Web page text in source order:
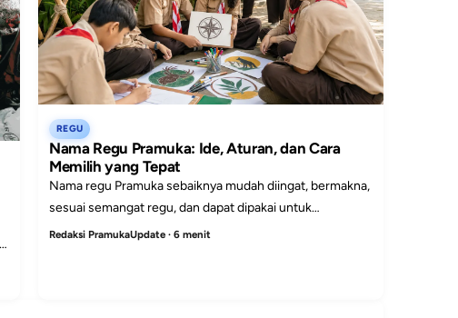
REGU
Nama Regu Pramuka: Ide, Aturan, dan Cara
Memilih yang Tepat
Nama regu Pramuka sebaiknya mudah diingat, bermakna,
sesuai semangat regu, dan dapat dipakai untuk
membangun identitas serta kekompakan.
Redaksi PramukaUpdate · 6 menit